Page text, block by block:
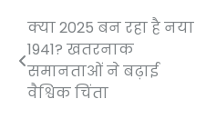
Post
navigation
क्या 2025 बन रहा है नया
1941? खतरनाक
समानताओं ने बढ़ाई
वैश्विक चिंता